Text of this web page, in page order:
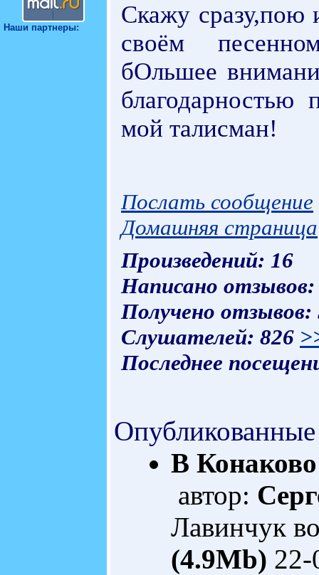
Наши партнеры:
Скажу сразу,пою
своём
бОльшее
мой талисман!
Послать сообщение
Домашняя страница
Произведений: 16
Написано
Получено
Слушателей: 826
Последнее
В
автор:
Лавинчук
(4.9Mb) 22-